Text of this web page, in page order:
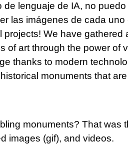
lenguaje de IA, no
las imágenes de cada
We have
art through the power of
thanks to modern
monuments that
monuments? That was
images (gif), and videos.